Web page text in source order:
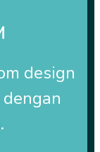
design